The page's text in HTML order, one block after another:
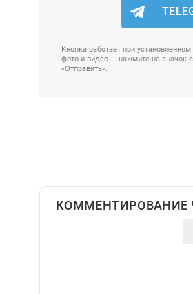
Кнопка работает при
фото и видео — нажмите на значок
«Отправить».
КОММЕНТИРОВАНИЕ